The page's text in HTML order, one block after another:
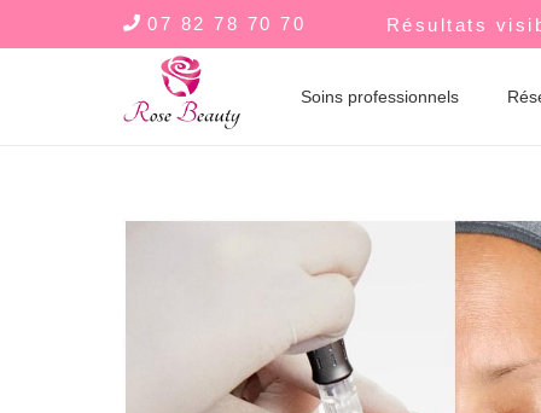
07 82 78 70 70 Résultats
Soins professionnels